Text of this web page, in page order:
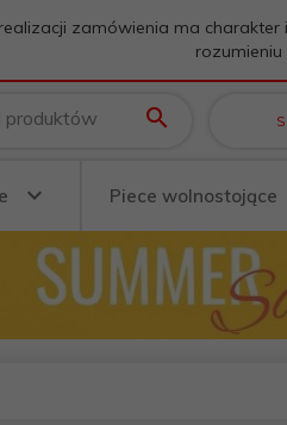
zamówienia ma
produktów
Piece wolnostojące